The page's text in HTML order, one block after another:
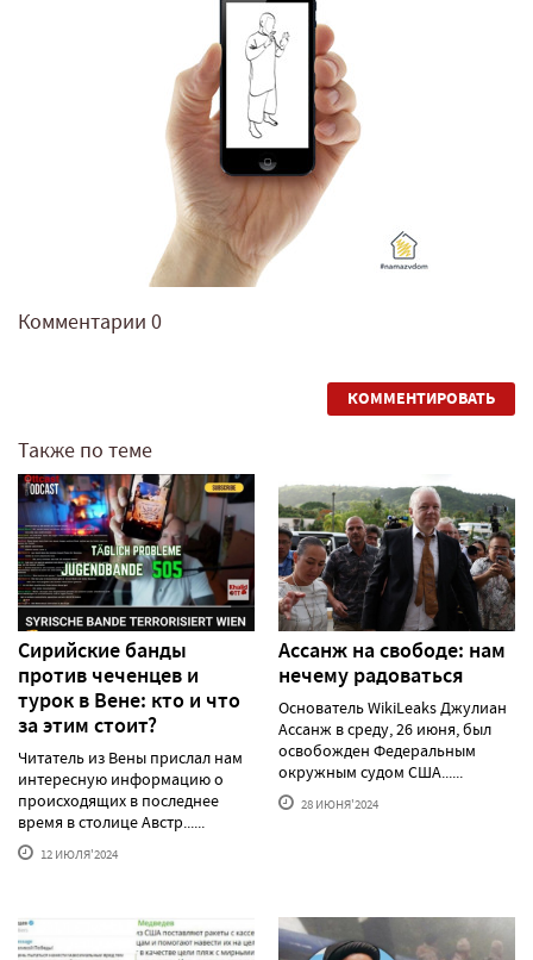
Комментарии 0
КОММЕНТИРОВАТЬ
Также по теме
Сирийские банды
против чеченцев и
турок в Вене: кто и что
за этим стоит?
Читатель из Вены прислал нам
интересную информацию о
происходящих в последнее
время в столице Австр......
12 ИЮЛЯ'2024
Ассанж на свободе: нам
нечему радоваться
Основатель WikiLeaks Джулиан
Ассанж в среду, 26 июня, был
освобожден Федеральным
окружным судом США......
28 ИЮНЯ'2024